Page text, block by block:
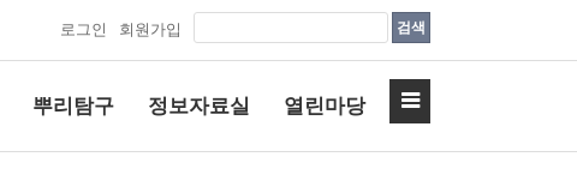
로그인 회원가입 검색
뿌리탐구 정보자료실 열린마당